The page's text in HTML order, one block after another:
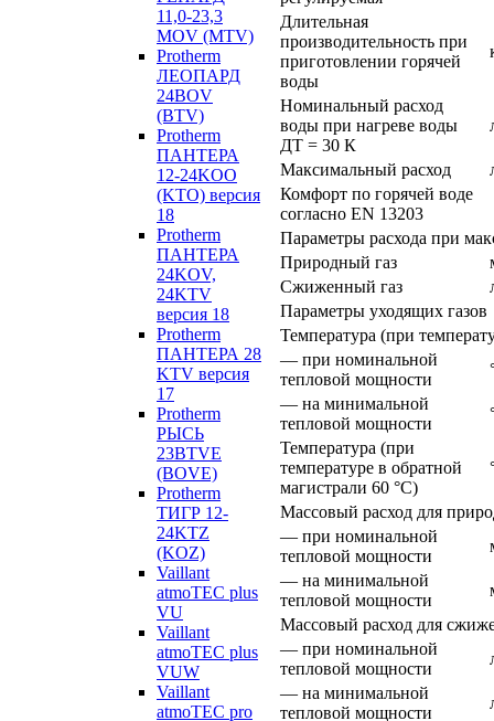
11,0-23,3
MOV (MTV)
Protherm
ЛЕОПАРД
24BOV
(BTV)
Protherm
ПАНТЕРА
12-24KOO
(KTO) версия
18
Protherm
ПАНТЕРА
24KOV,
24KTV
версия 18
Protherm
ПАНТЕРА 28
KTV версия
17
Protherm
РЫСЬ
23BTVE
(BOVE)
Protherm
ТИГР 12-
24KTZ
(KOZ)
Vaillant
atmoTEC plus
VU
Vaillant
atmoTEC plus
VUW
Vaillant
atmoTEC pro
Длительная
производительность при
приготовлении горячей
воды
Номинальный расход
воды при нагреве воды
ДТ = 30 К
Максимальный расход
Комфорт по горячей воде
согласно EN 13203
Параметры расхода при
Природный газ
Сжиженный газ
Параметры уходящих газов
Температура (при
— при номинальной
тепловой мощности
— на минимальной
тепловой мощности
Температура (при
температуре в обратной
магистрали 60 °С)
Массовый расход для
— при номинальной
тепловой мощности
— на минимальной
тепловой мощности
Массовый расход для
— при номинальной
тепловой мощности
— на минимальной
тепловой мощности